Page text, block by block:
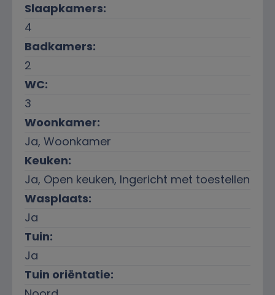
Slaapkamers:
4
Badkamers:
2
WC:
3
Woonkamer:
Ja, Woonkamer
Keuken:
Ja, Open keuken, Ingericht met toestellen
Wasplaats:
Ja
Tuin:
Ja
Tuin oriëntatie: